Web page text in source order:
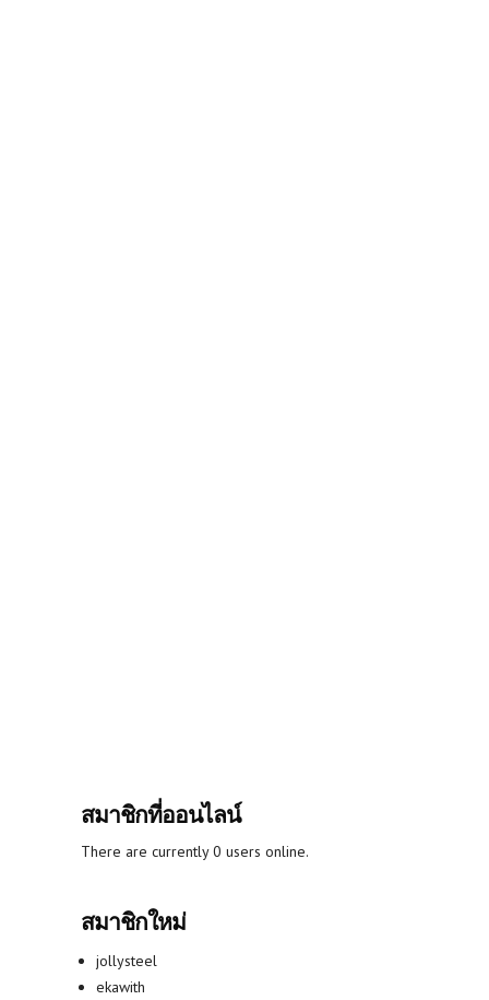
สมาชิกที่ออนไลน์
There are currently 0 users online.
สมาชิกใหม่
jollysteel
ekawith